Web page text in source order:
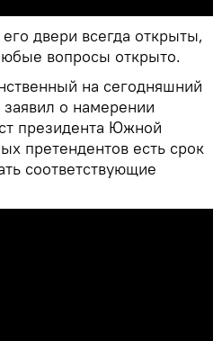
двери всегда открыты,
вопросы открыто.
на сегодняшний
о намерении
президента Южной
претендентов есть срок
соответствующие